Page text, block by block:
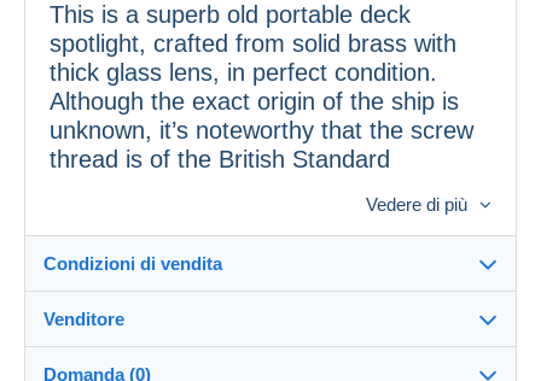
This is a superb old portable deck
spotlight, crafted from solid brass with
thick glass lens, in perfect condition.
Although the exact origin of the ship is
unknown, it’s noteworthy that the screw
thread is of the British Standard
Features:
• Material:Solid brass and thick glass
Vedere di più
Condizioni di vendita
Venditore
Domanda (0)